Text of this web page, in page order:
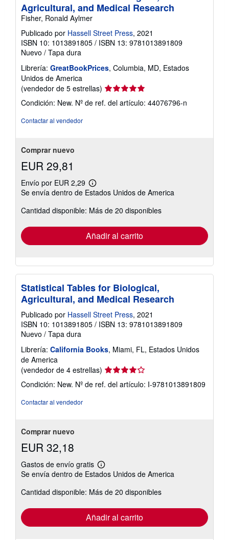
Agricultural, and Medical Research
Fisher, Ronald Aylmer
Publicado por Hassell Street Press, 2021
ISBN 10: 1013891805 / ISBN 13: 9781013891809
Nuevo / Tapa dura
Librería: GreatBookPrices, Columbia, MD, Estados
Unidos de America
(vendedor de 5 estrellas) Calificación
del
vendedor:
Condición: New. Nº de ref. del artículo: 44076796-n
Contactar al vendedor
Comprar nuevo
EUR 29,81
Envío por EUR 2,29
Más
información
las
envío
Se envía dentro de Estados Unidos de America
Cantidad disponible: Más de 20 disponibles
Añadir al carrito
Statistical Tables for Biological,
Agricultural, and Medical Research
Publicado por Hassell Street Press, 2021
ISBN 10: 1013891805 / ISBN 13: 9781013891809
Nuevo / Tapa dura
Librería: California Books, Miami, FL, Estados Unidos
de America
(vendedor de 4 estrellas) Calificación
del
vendedor:
Condición: New. Nº de ref. del artículo: I-9781013891809
Contactar al vendedor
Comprar nuevo
EUR 32,18
Gastos de envío gratis
Más
información
las
envío
Se envía dentro de Estados Unidos de America
Cantidad disponible: Más de 20 disponibles
Añadir al carrito